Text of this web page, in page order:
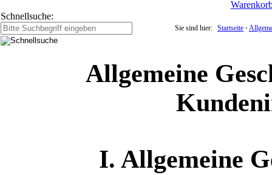
Schnellsuche:
Sie sind hier: Startseite ⋅
Allgemeine
I. Allgemeine